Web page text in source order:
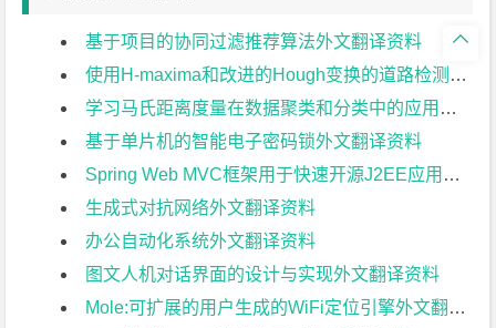
基于项目的协同过滤推荐算法外文翻译资料
使用H-maxima和改进的Hough变换的道路检测外文翻译资料
学习马氏距离度量在数据聚类和分类中的应用外文翻译资料
基于单片机的智能电子密码锁外文翻译资料
Spring Web MVC框架用于快速开源J2EE应用开发:案例研究外文翻译资料
生成式对抗网络外文翻译资料
办公自动化系统外文翻译资料
图文人机对话界面的设计与实现外文翻译资料
Mole:可扩展的用户生成的WiFi定位引擎外文翻译资料
